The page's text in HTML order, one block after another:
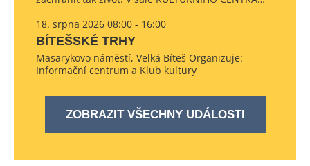
18. srpna 2026 08:00 - 16:00
BÍTEŠSKÉ TRHY
Masarykovo náměstí, Velká Bíteš Organizuje:
Informační centrum a Klub kultury
ZOBRAZIT VŠECHNY UDÁLOSTI